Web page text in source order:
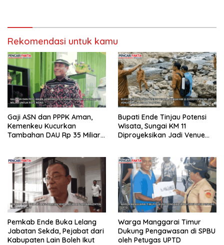
Rekomendasi untuk kamu
Gaji ASN dan PPPK Aman,
Kemenkeu Kucurkan
Tambahan DAU Rp 35 Miliar
Bupati Ende Tinjau Potensi
Wisata, Sungai KM 11
Diproyeksikan Jadi Venue
Pemkab Ende Buka Lelang
Jabatan Sekda, Pejabat dari
Kabupaten Lain Boleh Ikut
Warga Manggarai Timur
Dukung Pengawasan di SPBU
oleh Petugas UPTD